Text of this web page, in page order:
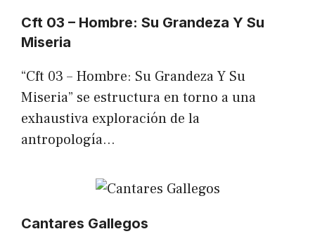
Cft 03 – Hombre: Su Grandeza Y Su
Miseria
“Cft 03 – Hombre: Su Grandeza Y Su
Miseria” se estructura en torno a una
exhaustiva exploración de la
antropología…
Cantares Gallegos